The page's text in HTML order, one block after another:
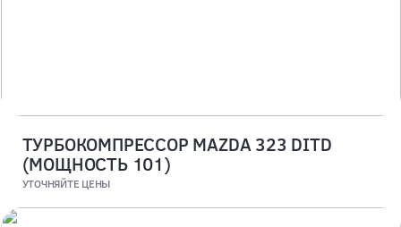
ТУРБОКОМПРЕССОР MAZDA 323 DITD
(МОЩНОСТЬ 101)
УТОЧНЯЙТЕ ЦЕНЫ